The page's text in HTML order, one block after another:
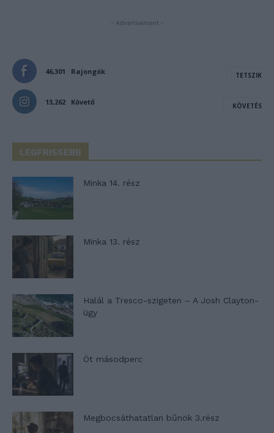
- Advertisement -
46,301 Rajongók TETSZIK
13,262 Követő KÖVETÉS
LEGFRISSEBB
Minka 14. rész
Minka 13. rész
Halál a Tresco-szigeten – A Josh Clayton-
ügy
Öt másodperc
Megbocsáthatatlan bűnök 3.rész